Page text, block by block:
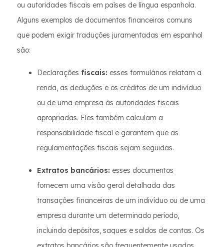
ou autoridades fiscais em países de língua espanhola.
Alguns exemplos de documentos financeiros comuns
que podem exigir traduções juramentadas em espanhol
são:
Declarações fiscais: esses formulários relatam a
renda, as deduções e os créditos de um indivíduo
ou de uma empresa às autoridades fiscais
apropriadas. Eles também calculam a
responsabilidade fiscal e garantem que as
regulamentações fiscais sejam seguidas.
Extratos bancários: esses documentos
fornecem uma visão geral detalhada das
transações financeiras de um indivíduo ou de uma
empresa durante um determinado período,
incluindo depósitos, saques e saldos de contas. Os